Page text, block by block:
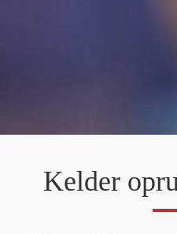
Kelder